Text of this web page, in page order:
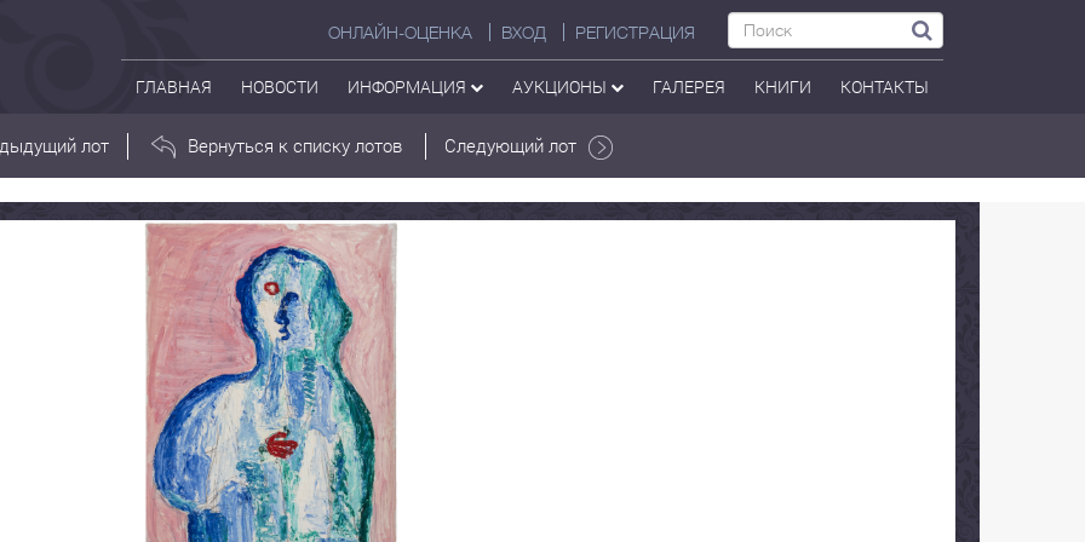
ОНЛАЙН-ОЦЕНКА ВХОД РЕГИСТРАЦИЯ
ГЛАВНАЯ НОВОСТИ ИНФОРМАЦИЯ АУКЦИОНЫ ГАЛЕРЕЯ КНИГИ КОНТАКТЫ
лот Вернуться к списку лотов Следующий лот